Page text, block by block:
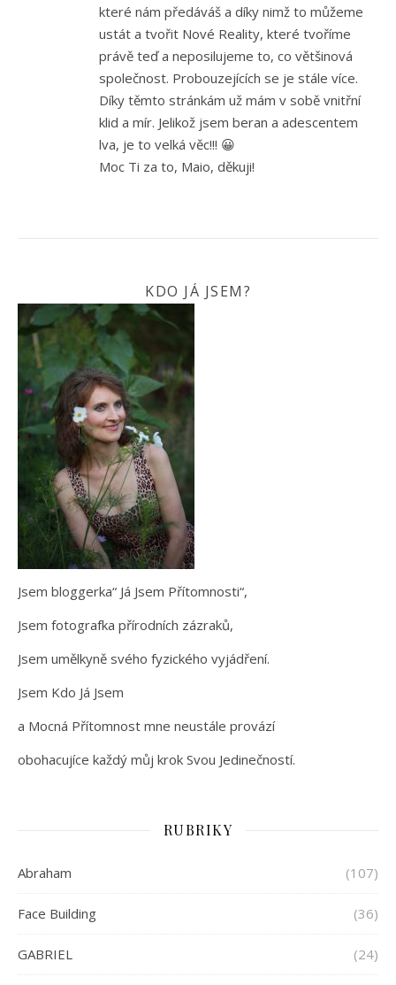
které nám předáváš a díky nimž to můžeme
ustát a tvořit Nové Reality, které tvoříme
právě teď a neposilujeme to, co většinová
společnost. Probouzejících se je stále více.
Díky těmto stránkám už mám v sobě vnitřní
klid a mír. Jelikož jsem beran a adescentem
lva, je to velká věc!!! 😀
Moc Ti za to, Maio, děkuji!
KDO JÁ JSEM?
Jsem bloggerka“ Já Jsem Přítomnosti“,
Jsem fotografka přírodních zázraků,
Jsem umělkyně svého fyzického vyjádření.
Jsem Kdo Já Jsem
a Mocná Přítomnost mne neustále provází
obohacujíce každý můj krok Svou Jedinečností.
RUBRIKY
Abraham (107)
Face Building (36)
GABRIEL (24)